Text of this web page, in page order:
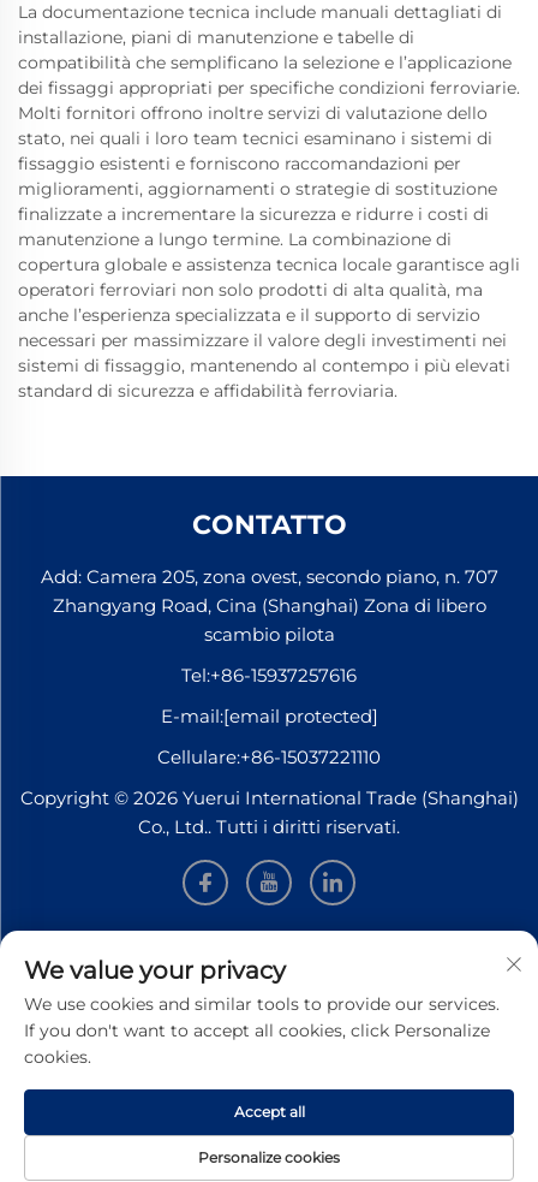
La documentazione tecnica include manuali dettagliati di
installazione, piani di manutenzione e tabelle di
compatibilità che semplificano la selezione e l’applicazione
dei fissaggi appropriati per specifiche condizioni ferroviarie.
Molti fornitori offrono inoltre servizi di valutazione dello
stato, nei quali i loro team tecnici esaminano i sistemi di
fissaggio esistenti e forniscono raccomandazioni per
miglioramenti, aggiornamenti o strategie di sostituzione
finalizzate a incrementare la sicurezza e ridurre i costi di
manutenzione a lungo termine. La combinazione di
copertura globale e assistenza tecnica locale garantisce agli
operatori ferroviari non solo prodotti di alta qualità, ma
anche l’esperienza specializzata e il supporto di servizio
necessari per massimizzare il valore degli investimenti nei
sistemi di fissaggio, mantenendo al contempo i più elevati
standard di sicurezza e affidabilità ferroviaria.
CONTATTO
Add: Camera 205, zona ovest, secondo piano, n. 707
Zhangyang Road, Cina (Shanghai) Zona di libero
scambio pilota
Tel:+86-15937257616
E-mail:[email protected]
Cellulare:+86-15037221110
Copyright © 2026 Yuerui International Trade (Shanghai)
Co., Ltd.. Tutti i diritti riservati.
INFORMAZIONI
Iscriviti per ricevere la nostra newsletter settimanale
INVIA
We value your privacy
We use cookies and similar tools to provide our services.
If you don't want to accept all cookies, click Personalize
cookies.
Personalize cookies
Accept all